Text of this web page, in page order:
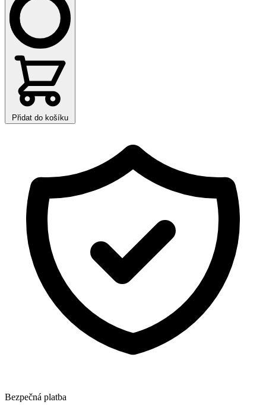
Přidat do košíku
Bezpečná platba